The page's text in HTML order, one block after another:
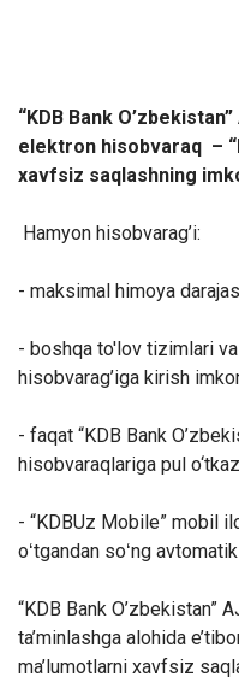
“KDB Bank O
elektron hisobvaraq – “
xavfsiz saqlashning
Hamyon hisobvarag’i:
- maksimal himoya
- boshqa to'lov tizimlari
hisobvarag’iga kirish
- faqat “KDB Bank
hisobvaraqlariga pul
- “KDBUz Mobile” mobil
oʻtgandan soʻng
“KDB Bank O’zbekistan”
ta’minlashga alohida
ma’lumotlarni xavfsiz